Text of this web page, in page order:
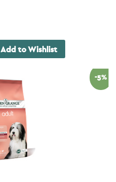
Add to Wishlist
-5%